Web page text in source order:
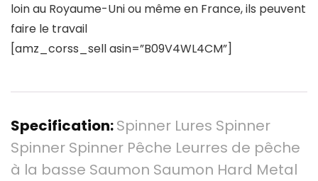
loin au Royaume-Uni ou même en France, ils peuvent
faire le travail
[amz_corss_sell asin=”B09V4WL4CM”]
Specification:Spinner Lures Spinner
Spinner Spinner Pêche Leurres de pêche
à la basse Saumon Saumon Hard Metal